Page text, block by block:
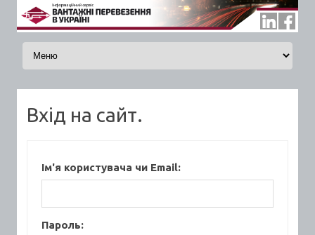
Skip to content
Вхід на сайт.
Ім'я користувача чи Email:
Пароль: